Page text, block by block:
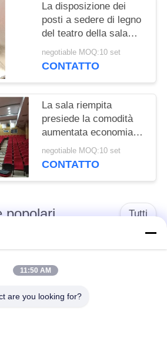
La disposizione dei
posti a sedere di legno
del teatro della sala
della struttura, sala
ritrattabile presiede
negotiable MOQ:10 set
CONTATTO
La sala riempita
presiede la comodità
aumentata economia di
spazio pieghevole con
il supporto di tazza
negotiable MOQ:10 set
CONTATTO
popolari Tutti
Sedili del bus del
sottobicchiere
Autista di autobus
11:50 AM
are you looking for?